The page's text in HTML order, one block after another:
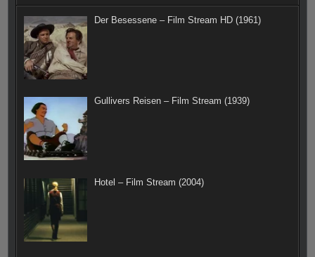
m
t
Der Besessene – Film Stream HD (1961)
Gullivers Reisen – Film Stream (1939)
Hotel – Film Stream (2004)